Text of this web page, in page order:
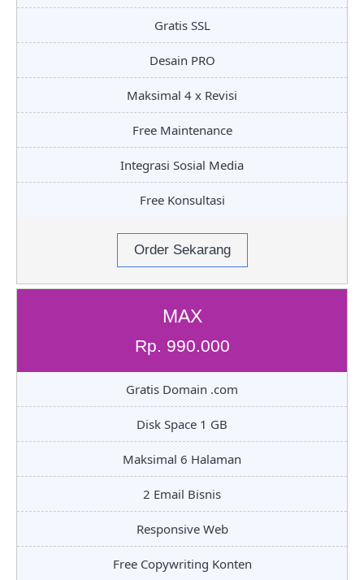
Gratis SSL
Desain PRO
Maksimal 4 x Revisi
Free Maintenance
Integrasi Sosial Media
Free Konsultasi
Order Sekarang
MAX
Rp. 990.000
Gratis Domain .com
Disk Space 1 GB
Maksimal 6 Halaman
2 Email Bisnis
Responsive Web
Free Copywriting Konten